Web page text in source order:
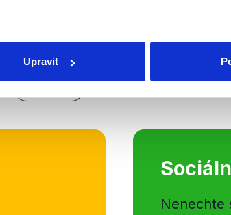
Upravit
odpovídal na dotazy týkající se části
minulého režimu. V naší analýze se
dočíst, co konkrétně Petr Pavel...
Nenechte